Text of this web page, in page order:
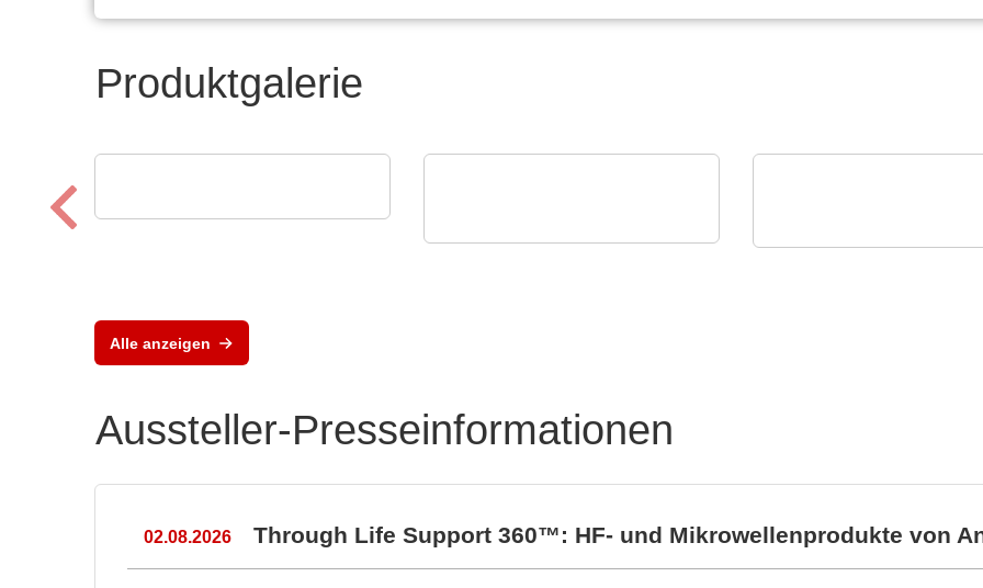
Produktgalerie
Alle anzeigen
Aussteller-Presseinformationen
02.08.2026 Through Life Support 360™: HF- und Mikrowellenprodukte von